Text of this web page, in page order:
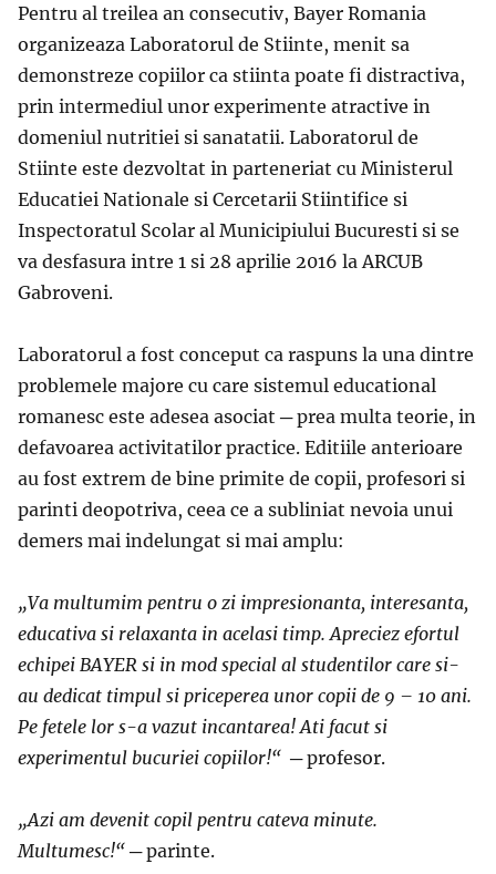
Pentru al treilea an consecutiv, Bayer Romania
organizeaza Laboratorul de Stiinte, menit sa
demonstreze copiilor ca stiinta poate fi distractiva,
prin intermediul unor experimente atractive in
domeniul nutritiei si sanatatii. Laboratorul de
Stiinte este dezvoltat in parteneriat cu Ministerul
Educatiei Nationale si Cercetarii Stiintifice si
Inspectoratul Scolar al Municipiului Bucuresti si se
va desfasura intre 1 si 28 aprilie 2016 la ARCUB
Gabroveni.
Laboratorul a fost conceput ca raspuns la una dintre
problemele majore cu care sistemul educational
romanesc este adesea asociat ─ prea multa teorie, in
defavoarea activitatilor practice. Editiile anterioare
au fost extrem de bine primite de copii, profesori si
parinti deopotriva, ceea ce a subliniat nevoia unui
demers mai indelungat si mai amplu:
„Va multumim pentru o zi impresionanta, interesanta,
educativa si relaxanta in acelasi timp. Apreciez efortul
echipei BAYER si in mod special al studentilor care si-
au dedicat timpul si priceperea unor copii de 9 – 10 ani.
Pe fetele lor s-a vazut incantarea! Ati facut si
experimentul bucuriei copiilor!“ ─profesor.
„Azi am devenit copil pentru cateva minute.
Multumesc!“ ─parinte.